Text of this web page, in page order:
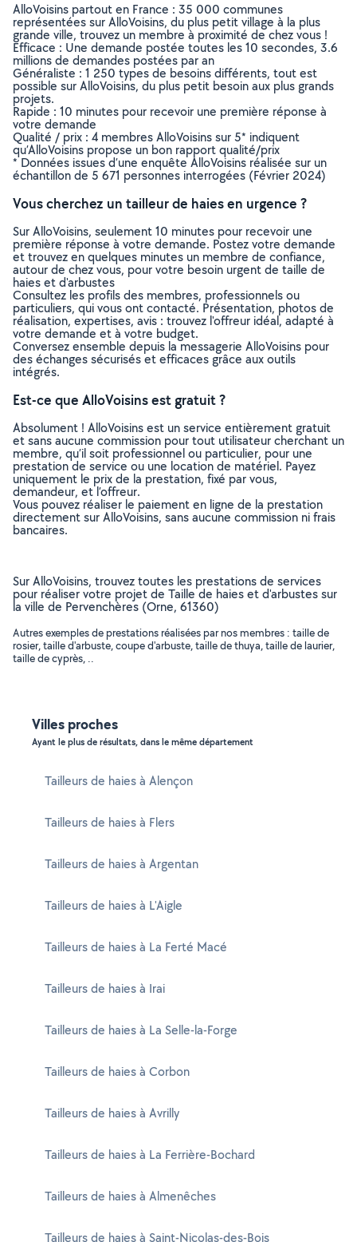
AlloVoisins partout en France : 35 000 communes
représentées sur AlloVoisins, du plus petit village à la plus
grande ville, trouvez un membre à proximité de chez vous !
Efficace : Une demande postée toutes les 10 secondes, 3.6
millions de demandes postées par an
Généraliste : 1 250 types de besoins différents, tout est
possible sur AlloVoisins, du plus petit besoin aux plus grands
projets.
Rapide : 10 minutes pour recevoir une première réponse à
votre demande
Qualité / prix : 4 membres AlloVoisins sur 5* indiquent
qu’AlloVoisins propose un bon rapport qualité/prix
* Données issues d’une enquête AlloVoisins réalisée sur un
échantillon de 5 671 personnes interrogées (Février 2024)
Vous cherchez un tailleur de haies en urgence ?
Sur AlloVoisins, seulement 10 minutes pour recevoir une
première réponse à votre demande. Postez votre demande
et trouvez en quelques minutes un membre de confiance,
autour de chez vous, pour votre besoin urgent de taille de
haies et d'arbustes
Consultez les profils des membres, professionnels ou
particuliers, qui vous ont contacté. Présentation, photos de
réalisation, expertises, avis : trouvez l'offreur idéal, adapté à
votre demande et à votre budget.
Conversez ensemble depuis la messagerie AlloVoisins pour
des échanges sécurisés et efficaces grâce aux outils
intégrés.
Est-ce que AlloVoisins est gratuit ?
Absolument ! AlloVoisins est un service entièrement gratuit
et sans aucune commission pour tout utilisateur cherchant un
membre, qu’il soit professionnel ou particulier, pour une
prestation de service ou une location de matériel. Payez
uniquement le prix de la prestation, fixé par vous,
demandeur, et l’offreur.
Vous pouvez réaliser le paiement en ligne de la prestation
directement sur AlloVoisins, sans aucune commission ni frais
bancaires.
Sur AlloVoisins, trouvez toutes les prestations de services
pour réaliser votre projet de Taille de haies et d'arbustes sur
la ville de Pervenchères (Orne, 61360)
Autres exemples de prestations réalisées par nos membres : taille de
rosier, taille d'arbuste, coupe d'arbuste, taille de thuya, taille de laurier,
taille de cyprès, ..
Villes proches
Ayant le plus de résultats, dans le même département
Tailleurs de haies à Alençon
Tailleurs de haies à Flers
Tailleurs de haies à Argentan
Tailleurs de haies à L'Aigle
Tailleurs de haies à La Ferté Macé
Tailleurs de haies à Irai
Tailleurs de haies à La Selle-la-Forge
Tailleurs de haies à Corbon
Tailleurs de haies à Avrilly
Tailleurs de haies à La Ferrière-Bochard
Tailleurs de haies à Almenêches
Tailleurs de haies à Saint-Nicolas-des-Bois